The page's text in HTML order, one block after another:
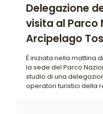
Delegazione
visita al Parco
Arcipelago
È iniziata nella mattina
la sede del Parco
studio di una
operatori turistici della